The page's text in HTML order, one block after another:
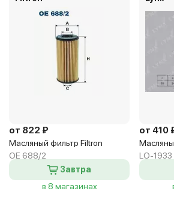
от 822 ₽
Масляный фильтр Filtron
OE 688/2
Завтра
в 8 магазинах
от 410
LO-1933